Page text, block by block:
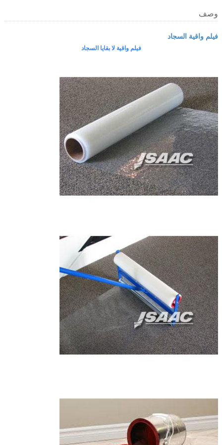
وصف
فيلم واقية السجاد
فيلم واقية لا بقايا السجاد